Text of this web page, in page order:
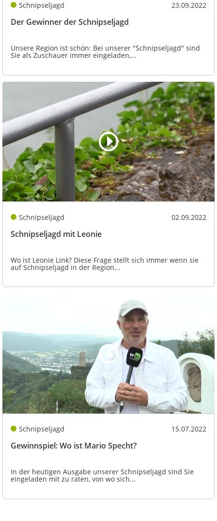
Schnipseljagd 23.09.2022
Der Gewinner der Schnipseljagd
Unsere Region ist schön: Bei unserer "Schnipseljagd" sind
Sie als Zuschauer immer eingeladen,...
Schnipseljagd 02.09.2022
Schnipseljagd mit Leonie
Wo ist Leonie Link? Diese Frage stellt sich immer wenn sie
auf Schnipseljagd in der Region...
Schnipseljagd 15.07.2022
Gewinnspiel: Wo ist Mario Specht?
In der heutigen Ausgabe unserer Schnipseljagd sind Sie
eingeladen mit zu raten, von wo sich...